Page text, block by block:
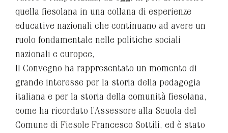
quella fiesolana in una collana di esperienze
educative nazionali che continuano ad avere un
ruolo fondamentale nelle politiche sociali
nazionali e europee,
Il Convegno ha rappresentato un momento di
grande interesse per la storia della pedagogia
italiana e per la storia della comunità fiesolana,
come ha ricordato l’Assessore alla Scuola del
Comune di Fiesole Francesco Sottili, ed è stato